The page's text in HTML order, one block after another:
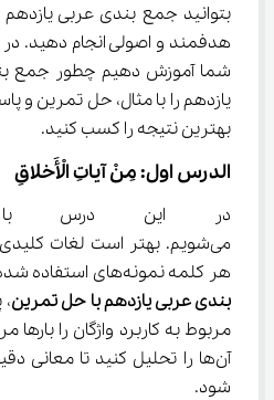
بتوانید جمع بندی عربی
هدفمند و اصولی انجام دهید.
شما آموزش دهیم چطور جمع
یازدهم را با مثال، حل تمرین و
بهترین نتیجه را کسب کنید.
الدرس اول: مِنْ آیاتِ الْأَخلاقِ
در این درس با
می‌شویم. بهتر است لغات
هر کلمه‌ نمونه‌های استفاده شده را مرور کنیم. برای
بندی عربی یازدهم با حل تمرین
مربوط به کاربرد واژگان را
آن‌ها را تحلیل کنید تا معانی
شود.